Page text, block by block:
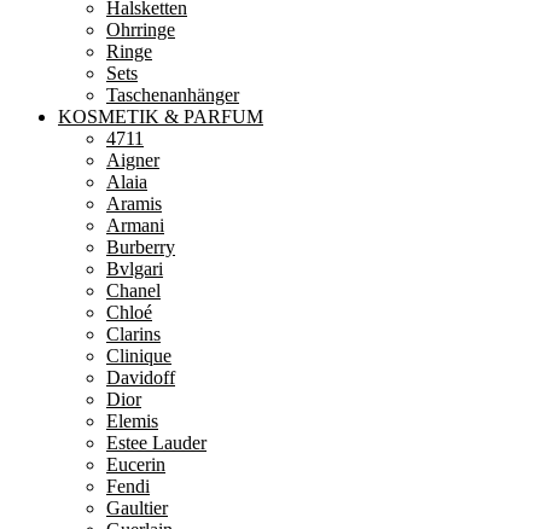
Halsketten
Ohrringe
Ringe
Sets
Taschenanhänger
KOSMETIK & PARFUM
4711
Aigner
Alaia
Aramis
Armani
Burberry
Bvlgari
Chanel
Chloé
Clarins
Clinique
Davidoff
Dior
Elemis
Estee Lauder
Eucerin
Fendi
Gaultier